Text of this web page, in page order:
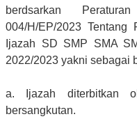
berdsarkan
004/H/EP/2023
Ijazah SD SMP SMA
2022/2023 yakni sebagai
a. Ijazah diterbitkan
bersangkutan.